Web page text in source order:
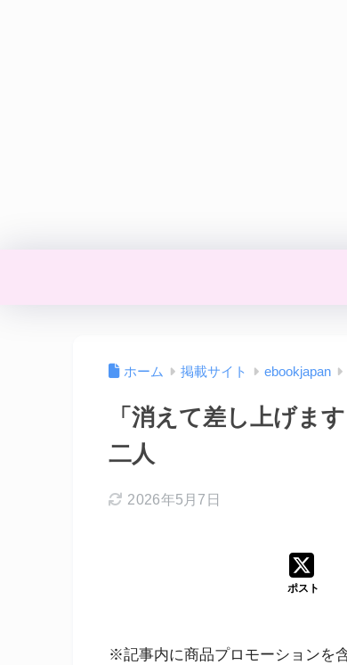
ホーム 掲載サイト ebookjapan
「消えて差し上げま
二人
2026年5月7日
ポスト
※記事内に商品プロモーションを